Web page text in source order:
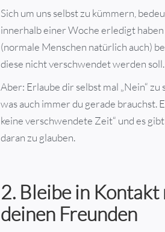
Sich um uns selbst zu kümmern,
innerhalb einer Woche erledigt
(normale Menschen natürlich auch)
diese nicht verschwendet werden
Aber: Erlaube dir selbst mal „Nein“ zu
was auch immer du gerade brauchst.
keine verschwendete Zeit“ und es
daran zu glauben.
2. Bleibe in
deinen Freunden